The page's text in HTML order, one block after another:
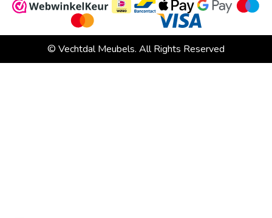
© Vechtdal Meubels. All Rights Reserved